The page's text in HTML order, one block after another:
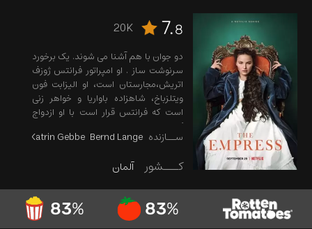
7.8
20K
دو جوان با هم آشنا می شوند. یک برخورد
سرنوشت ساز . او امپراتور فرانتس ژوزف
اتریش،مجارستان است، او الیزابت فون
ویتلزباخ، شاهزاده باواریا و خواهر زنی
است که فرانتس قرار است با او ازدواج
کند.
ســازنده Bernd Lange
Katrin Gebbe
کـــشور آلمان
83%
83%